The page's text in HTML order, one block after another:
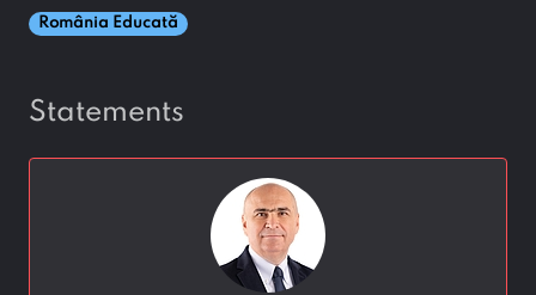
România Educată
statements